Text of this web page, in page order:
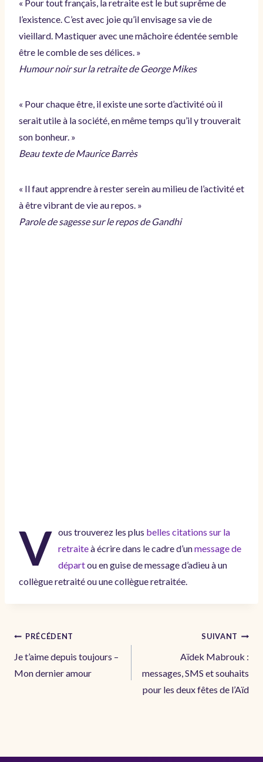
« Pour tout français, la retraite est le but suprême de
l’existence. C’est avec joie qu’il envisage sa vie de
vieillard. Mastiquer avec une mâchoire édentée semble
être le comble de ses délices. »
Humour noir sur la retraite de George Mikes
« Pour chaque être, il existe une sorte d’activité où il
serait utile à la société, en même temps qu’il y trouverait
son bonheur. »
Beau texte de Maurice Barrès
« Il faut apprendre à rester serein au milieu de l’activité et
à être vibrant de vie au repos. »
Parole de sagesse sur le repos de Gandhi
V ous trouverez les plus belles citations sur la
retraiteà écrire dans le cadre d’unmessage de
départou en guise de message d’adieu à un
collègue retraité ou une collègue retraitée.
Navigation
de
l’article
PRÉCÉDENT
Je t’aime depuis toujours –
Mon dernier amour
SUIVANT
Aïdek Mabrouk :
messages, SMS et souhaits
pour les deux fêtes de l’Aïd